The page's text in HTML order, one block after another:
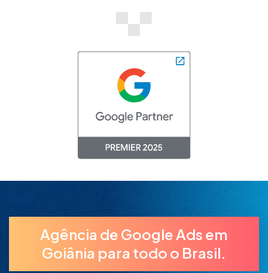
Agência de Google Ads em
Goiânia para todo o Brasil.